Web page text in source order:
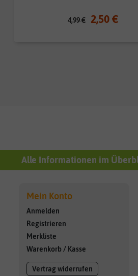
4,99 € 2,50 €
Alle Informationen im
Mein Konto
Anmelden
Registrieren
Merkliste
Warenkorb / Kasse
Vertrag widerrufen